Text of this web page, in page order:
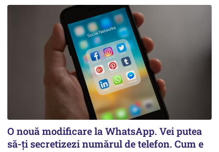
O nouă modificare la WhatsApp. Vei putea
să-ți secretizezi numărul de telefon. Cum e